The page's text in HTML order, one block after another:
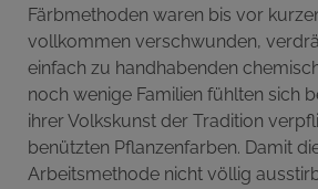
Färbmethoden waren bis vor
vollkommen verschwunden,
einfach zu handhabenden
noch wenige Familien fühlten sich
ihrer Volkskunst der Tradition
benützten Pflanzenfarben. Damit
Arbeitsmethode nicht völlig